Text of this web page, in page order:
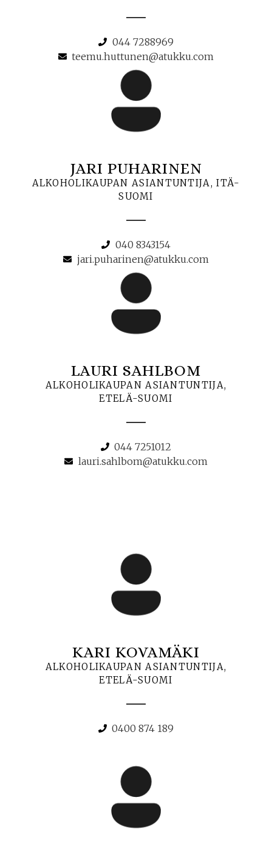
044 7288969
teemu.huttunen@atukku.com
JARI PUHARINEN
ALKOHOLIKAUPAN ASIANTUNTIJA, ITÄ-
SUOMI
040 8343154
jari.puharinen@atukku.com
LAURI SAHLBOM
ALKOHOLIKAUPAN ASIANTUNTIJA,
ETELÄ-SUOMI
044 7251012
lauri.sahlbom@atukku.com
KARI KOVAMÄKI
ALKOHOLIKAUPAN ASIANTUNTIJA,
ETELÄ-SUOMI
0400 874 189